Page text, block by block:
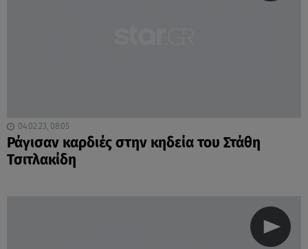
04.02.23, 08:05
Ράγισαν καρδιές στην κηδεία του Στάθη
Τσιτλακίδη